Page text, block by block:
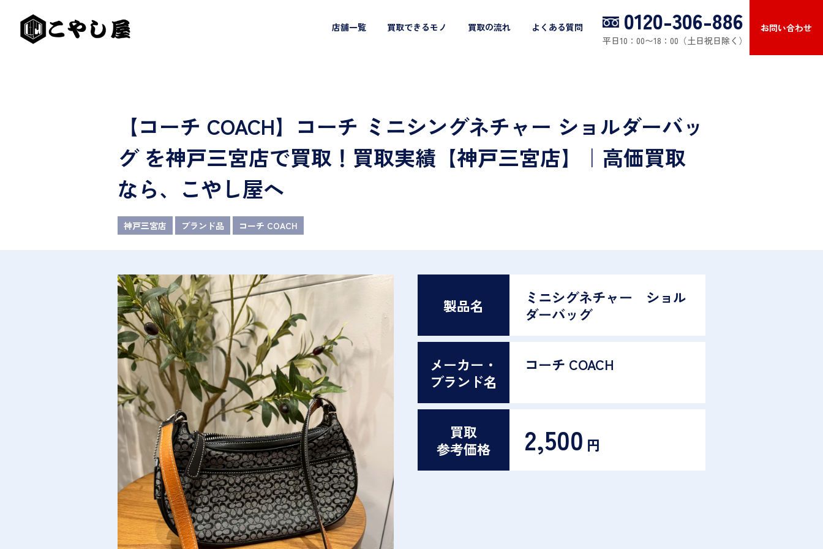
店舗一覧 買取できるモノ 買取の流れ よくある質問 0120-306-886
平日10：00〜18：00（土日祝日除く）
お問い合わせ
【コーチ COACH】コーチ ミニシングネチャー ショルダーバッ
グ を神戸三宮店で買取！買取実績【神戸三宮店】｜高価買取
なら、こやし屋へ
神戸三宮店 ブランド品 コーチ COACH
製品名
ミニシグネチャー ショル
ダーバッグ
メーカー・
ブランド名
コーチ COACH
買取
参考価格
2,500 円